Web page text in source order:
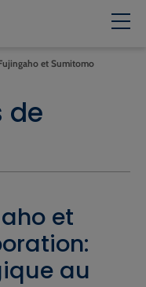
et Sumitomo
de
et
au